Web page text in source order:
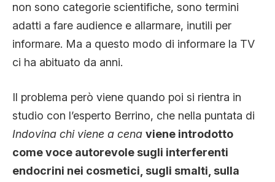
non sono categorie scientifiche, sono termini
adatti a fare audience e allarmare, inutili per
informare. Ma a questo modo di informare la TV
ci ha abituato da anni.
Il problema però viene quando poi si rientra in
studio con l’esperto Berrino, che nella puntata di
Indovina chi viene a cena viene introdotto
come voce autorevole sugli interferenti
endocrini nei cosmetici, sugli smalti, sulla